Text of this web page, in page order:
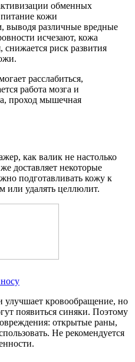
обменных
кожи
выводя различные вредные
исчезают, кожа
снижается риск развития
расслабиться,
работа мозга и
проход мышечная
как валик не настолько
доставляет некоторые
подготавливать кожу к
или удалять целлюлит.
улучшает кровообращение, но
появиться синяки. Поэтому
открытые раны,
Не рекомендуется